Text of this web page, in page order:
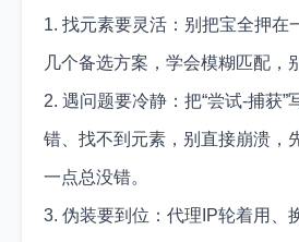
1. 找元素要灵活：别把宝全押在
几个备选方案，学会模糊匹配，
2. 遇问题要冷静：把“尝试-捕获”
错、找不到元素，别直接崩溃，
一点总没错。
3. 伪装要到位：代理IP轮着用、